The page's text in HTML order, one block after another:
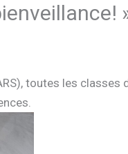
toutes les classes